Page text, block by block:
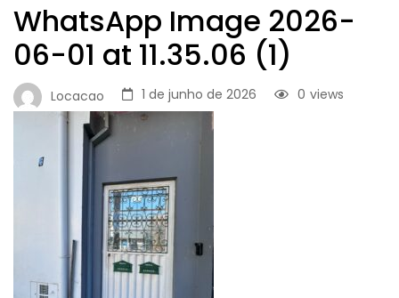
WhatsApp Image 2026-
06-01 at 11.35.06 (1)
Locacao 1 de junho de 2026 views
0